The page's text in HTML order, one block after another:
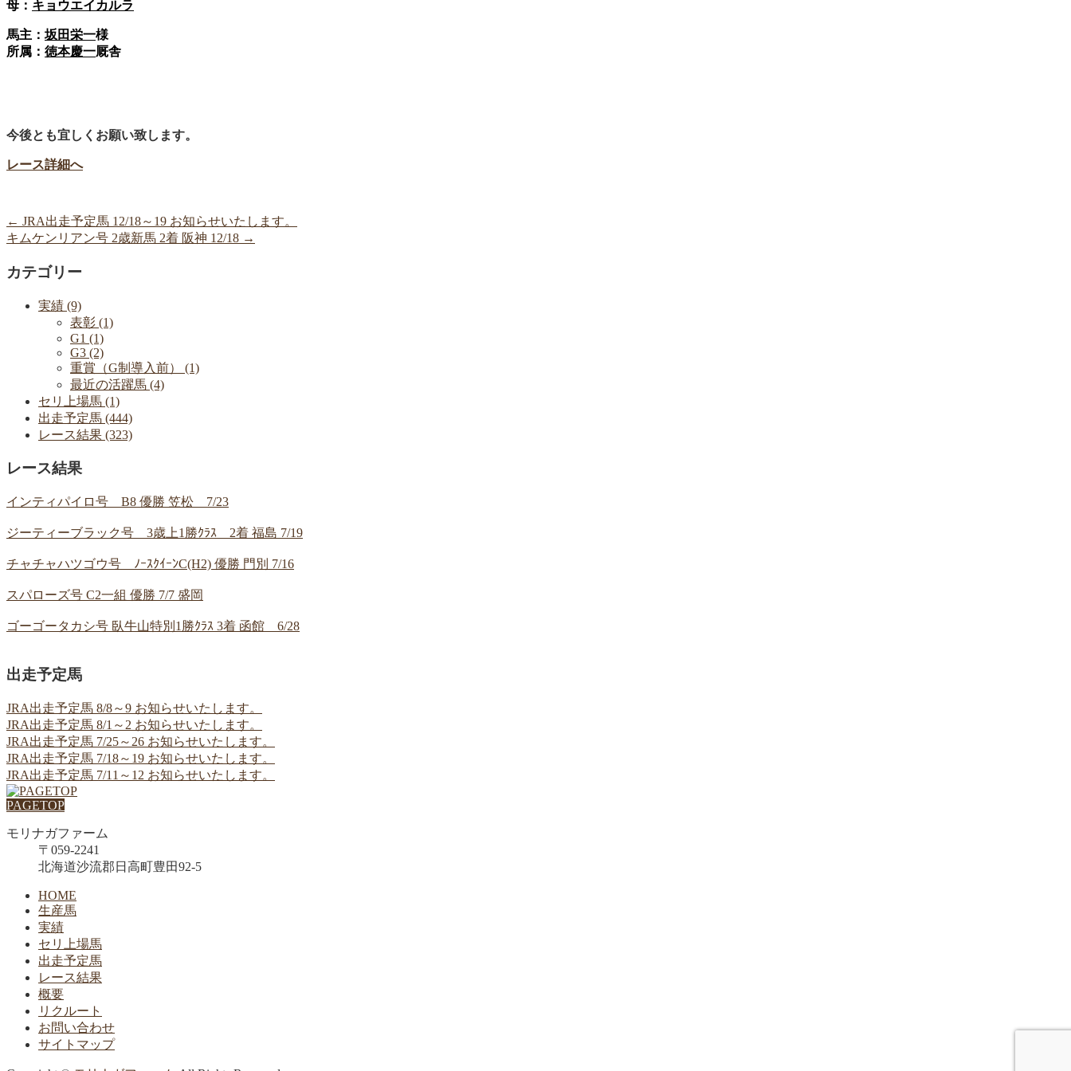
母： キョウエイカルラ
馬主： 坂田栄一様
所属： 徳本慶一厩舎
今後とも宜しくお願い致します。
レース詳細へ
← JRA出走予定馬 12/18～19 お知らせいたします。
キムケンリアン号 2歳新馬 2着 阪神 12/18 →
カテゴリー
実績 (9)
表彰 (1)
G1 (1)
G3 (2)
重賞（G制導入前） (1)
最近の活躍馬 (4)
セリ上場馬 (1)
出走予定馬 (444)
レース結果 (323)
レース結果
インティパイロ号 B8 優勝 笠松 7/23
ジーティーブラック号 3歳上1勝ｸﾗｽ 2着 福島 7/19
チャチャハツゴウ号 ﾉｰｽｸｲｰﾝC(H2) 優勝 門別 7/16
スパローズ号 C2一組 優勝 7/7 盛岡
ゴーゴータカシ号 臥牛山特別1勝ｸﾗｽ 3着 函館 6/28
出走予定馬
JRA出走予定馬 8/8～9 お知らせいたします。
JRA出走予定馬 8/1～2 お知らせいたします。
JRA出走予定馬 7/25～26 お知らせいたします。
JRA出走予定馬 7/18～19 お知らせいたします。
JRA出走予定馬 7/11～12 お知らせいたします。
PAGETOP
モリナガファーム
〒059-2241
北海道沙流郡日高町豊田92-5
HOME
生産馬
実績
セリ上場馬
出走予定馬
レース結果
概要
リクルート
お問い合わせ
サイトマップ